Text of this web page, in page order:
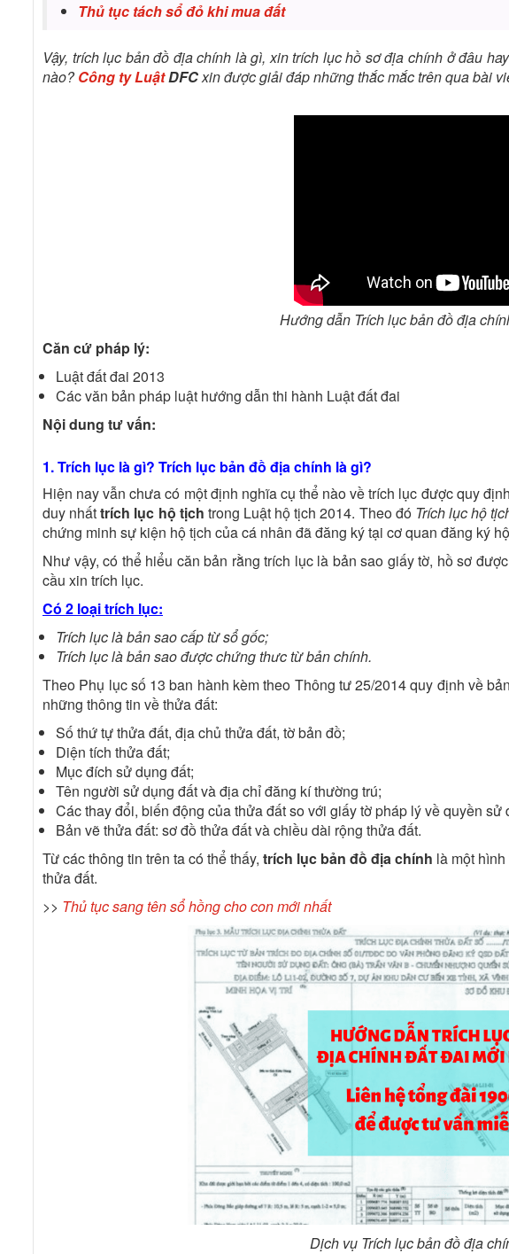
Thủ tục tách sổ đỏ khi mua đất
Vậy, trích lục bản đồ địa chính là gì, xin trích lục hồ sơ địa chính ở đâu
nào?Công ty LuậtDFCxin được giải đáp những thắc mắc trên qua bài
Hướng dẫn Trích lục bản đồ địa
Căn cứ pháp lý:
Luật đất đai 2013
Các văn bản pháp luật hướng dẫn thi hành Luật đất đai
Nội dung tư vấn:
1. Trích lục là gì? Trích lục bản đồ địa chính là gì?
Hiện nay vẫn chưa có một định nghĩa cụ thể nào về trích lục được quy
duy nhấttrích lục hộ tịch trong Luật hộ tịch 2014. Theo đó Trích lục hộ
chứng minh sự kiện hộ tịch của cá nhân đã đăng ký tại cơ quan đăng ký
Như vậy, có thể hiểu căn bản rằng trích lục là bản sao giấy tờ, hồ sơ
cầu xin trích lục.
Có 2 loại trích lục:
Trích lục là bản sao cấp từ sổ gốc;
Trích lục là bản sao được chứng thưc từ bản chính.
Theo Phụ lục số 13 ban hành kèm theo Thông tư 25/2014 quy định về
những thông tin về thửa đất:
Số thứ tự thửa đất, địa chủ thửa đất, tờ bản đồ;
Diện tích thửa đất;
Mục đích sử dụng đất;
Tên người sử dụng đất và địa chỉ đăng kí thường trú;
Các thay đổi, biến động của thửa đất so với giấy tờ pháp lý về quyền sử
Bản vẽ thửa đất: sơ đồ thửa đất và chiều dài rộng thửa đất.
Từ các thông tin trên ta có thể thấy, trích lục bản đồ địa chính là một
thửa đất.
>> Thủ tục sang tên sổ hồng cho con mới nhất
Dịch vụ Trích lục bản đồ địa